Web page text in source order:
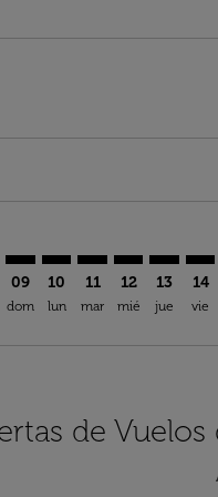
09
dom
10
lun
11
mar
12
mié
13
jue
14
vie
de